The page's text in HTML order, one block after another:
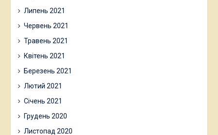
Липень 2021
Червень 2021
Травень 2021
Квітень 2021
Березень 2021
Лютий 2021
Січень 2021
Грудень 2020
Листопад 2020